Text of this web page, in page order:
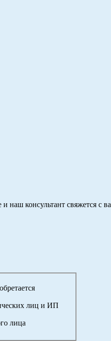
наш консультант свяжется с
лиц и ИП
лица